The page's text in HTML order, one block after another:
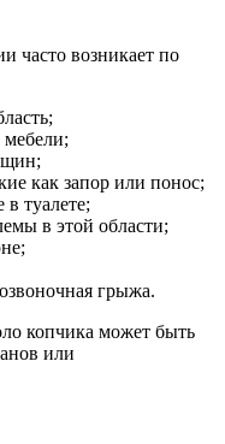
часто возникает по
мебели;
как запор или понос;
туалете;
в этой области;
грыжа.
копчика может быть
или